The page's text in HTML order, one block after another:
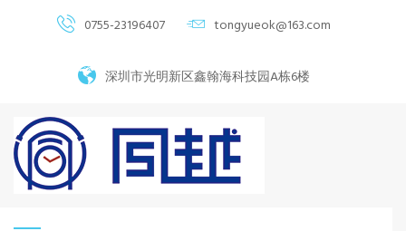
0755-23196407 tongyueok@163.com
深圳市光明新区鑫翰海科技园A栋6楼